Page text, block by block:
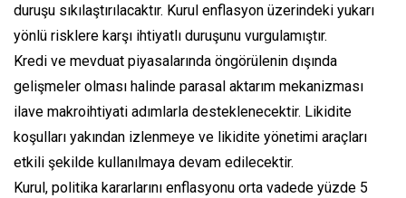
duruşu sıkılaştırılacaktır. Kurul enflasyon üzerindeki yukarı
yönlü risklere karşı ihtiyatlı duruşunu vurgulamıştır.
Kredi ve mevduat piyasalarında öngörülenin dışında
gelişmeler olması halinde parasal aktarım mekanizması
ilave makroihtiyati adımlarla desteklenecektir. Likidite
koşulları yakından izlenmeye ve likidite yönetimi araçları
etkili şekilde kullanılmaya devam edilecektir.
Kurul, politika kararlarını enflasyonu orta vadede yüzde 5